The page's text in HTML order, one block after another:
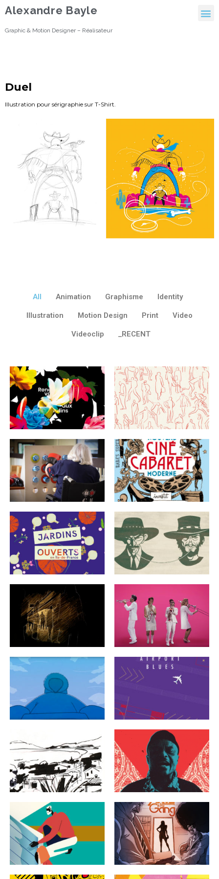
Alexandre Bayle
Graphic & Motion Designer – Réalisateur
Duel
Illustration pour sérigraphie sur T-Shirt.
All Animation Graphisme Identity
Illustration Motion Design Print Video
Videoclip _RECENT